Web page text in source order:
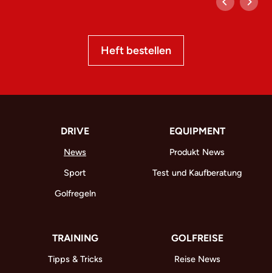
Heft bestellen
DRIVE
News
Sport
Golfregeln
EQUIPMENT
Produkt News
Test und Kaufberatung
TRAINING
Tipps & Tricks
GOLFREISE
Reise News